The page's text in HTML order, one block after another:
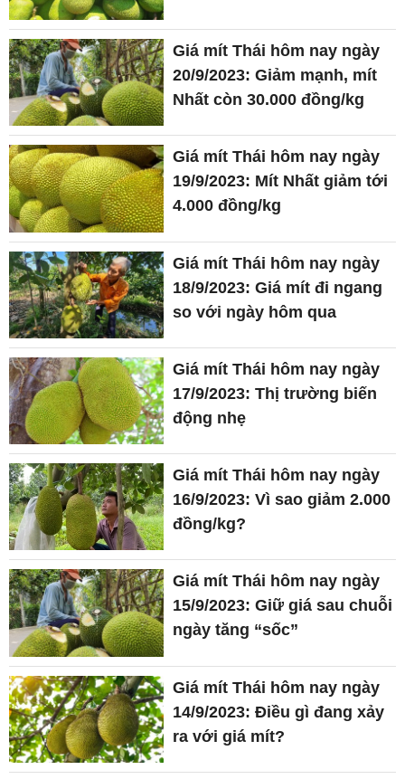
Giá mít Thái hôm nay ngày
20/9/2023: Giảm mạnh, mít
Nhất còn 30.000 đồng/kg
Giá mít Thái hôm nay ngày
19/9/2023: Mít Nhất giảm tới
4.000 đồng/kg
Giá mít Thái hôm nay ngày
18/9/2023: Giá mít đi ngang
so với ngày hôm qua
Giá mít Thái hôm nay ngày
17/9/2023: Thị trường biến
động nhẹ
Giá mít Thái hôm nay ngày
16/9/2023: Vì sao giảm 2.000
đồng/kg?
Giá mít Thái hôm nay ngày
15/9/2023: Giữ giá sau chuỗi
ngày tăng “sốc”
Giá mít Thái hôm nay ngày
14/9/2023: Điều gì đang xảy
ra với giá mít?